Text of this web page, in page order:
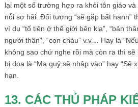
lại một số trường hợp ra khỏi tôn giáo
nỗi sợ hãi. Đối tượng “sẽ gặp bất hạnh”
ví dụ “tổ tiên ở thế giới bên kia”, “bản
người thân”, “con cháu” v.v… Hay là
không sao chứ nghe rồi mà còn ra thì
bị dọa là “Ma quỷ sẽ nhập vào” hay “Sẽ
hạn.
13. CÁC THỦ PHÁP